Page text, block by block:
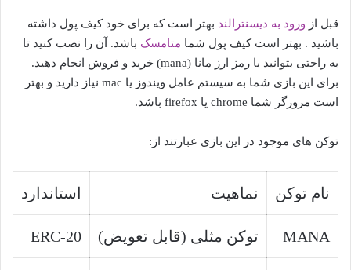
قبل از ورود به دیسنترالند بهتر است که برای خود کیف پول داشته
باشید . بهتر است کیف پول شما متامسک باشد. آن را نصب کنید تا
به راحتی بتوانید با رمز ارز مانا (mana) خرید و فروش انجام دهید.
برای این بازی شما به سیستم عامل ویندوز یا mac نیاز دارید و بهتر
است مرورگر شما chrome یا firefox باشد.
توکن های موجود در این بازی عبارتند از:
نام توکن نماهیت استاندارد
MANA توکن مثلی (قابل تعویض) ERC-20